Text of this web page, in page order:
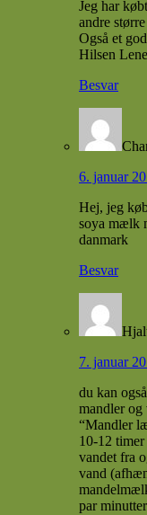
Jeg har
andre
Også et
Hilsen Lene
Besvar
6. januar
Hej, jeg
soya mælk
danmark
Besvar
7. januar
du kan
mandler og
“Mandler
10-12
vandet fra
vand
par